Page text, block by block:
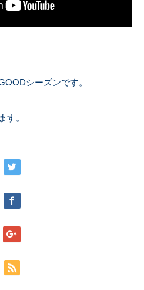
シーズンです。
す。